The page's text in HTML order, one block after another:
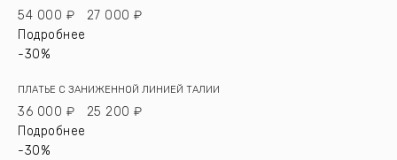
54 000 ₽
27 000 ₽
Подробнее
-30%
ПЛАТЬЕ С ЗАНИЖЕННОЙ ЛИНИЕЙ ТАЛИИ
36 000 ₽
25 200 ₽
Подробнее
-30%